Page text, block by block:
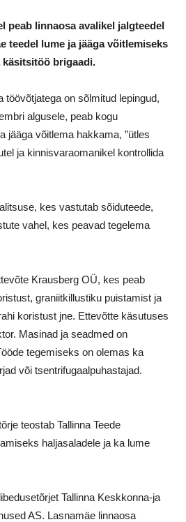
peab linnaosa avalikel jalgteedel
teedel lume ja jääga võitlemiseks
brigaadi.
töövõtjatega on sõlmitud lepingud,
algusele, peab kogu
jääga võitlema hakkama, ”ütles
ja kinnisvaraomanikel kontrollida
kes vastutab sõiduteede,
vahel, kes peavad tegelema
Krausberg OÜ, kes peab
graniitkillustiku puistamist ja
koristust jne. Ettevõtte käsutuses
Masinad ja seadmed on
tegemiseks on olemas ka
või tsentrifugaalpuhastajad.
teostab Tallinna Teede
haljasaladele ja ka lume
Tallinna Keskkonna-ja
AS. Lasnamäe linnaosa